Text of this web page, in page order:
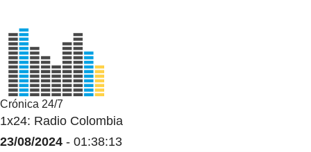
Crónica 24/7
1x24: Radio Colombia
23/08/2024 - 01:38:13